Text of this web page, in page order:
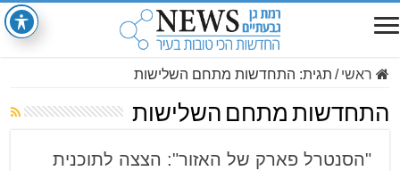
ראשי / תגית: התחדשות מתחם השלישות
התחדשות מתחם השלישות
"הסנטרל פארק של האזור": הצצה לתוכנית